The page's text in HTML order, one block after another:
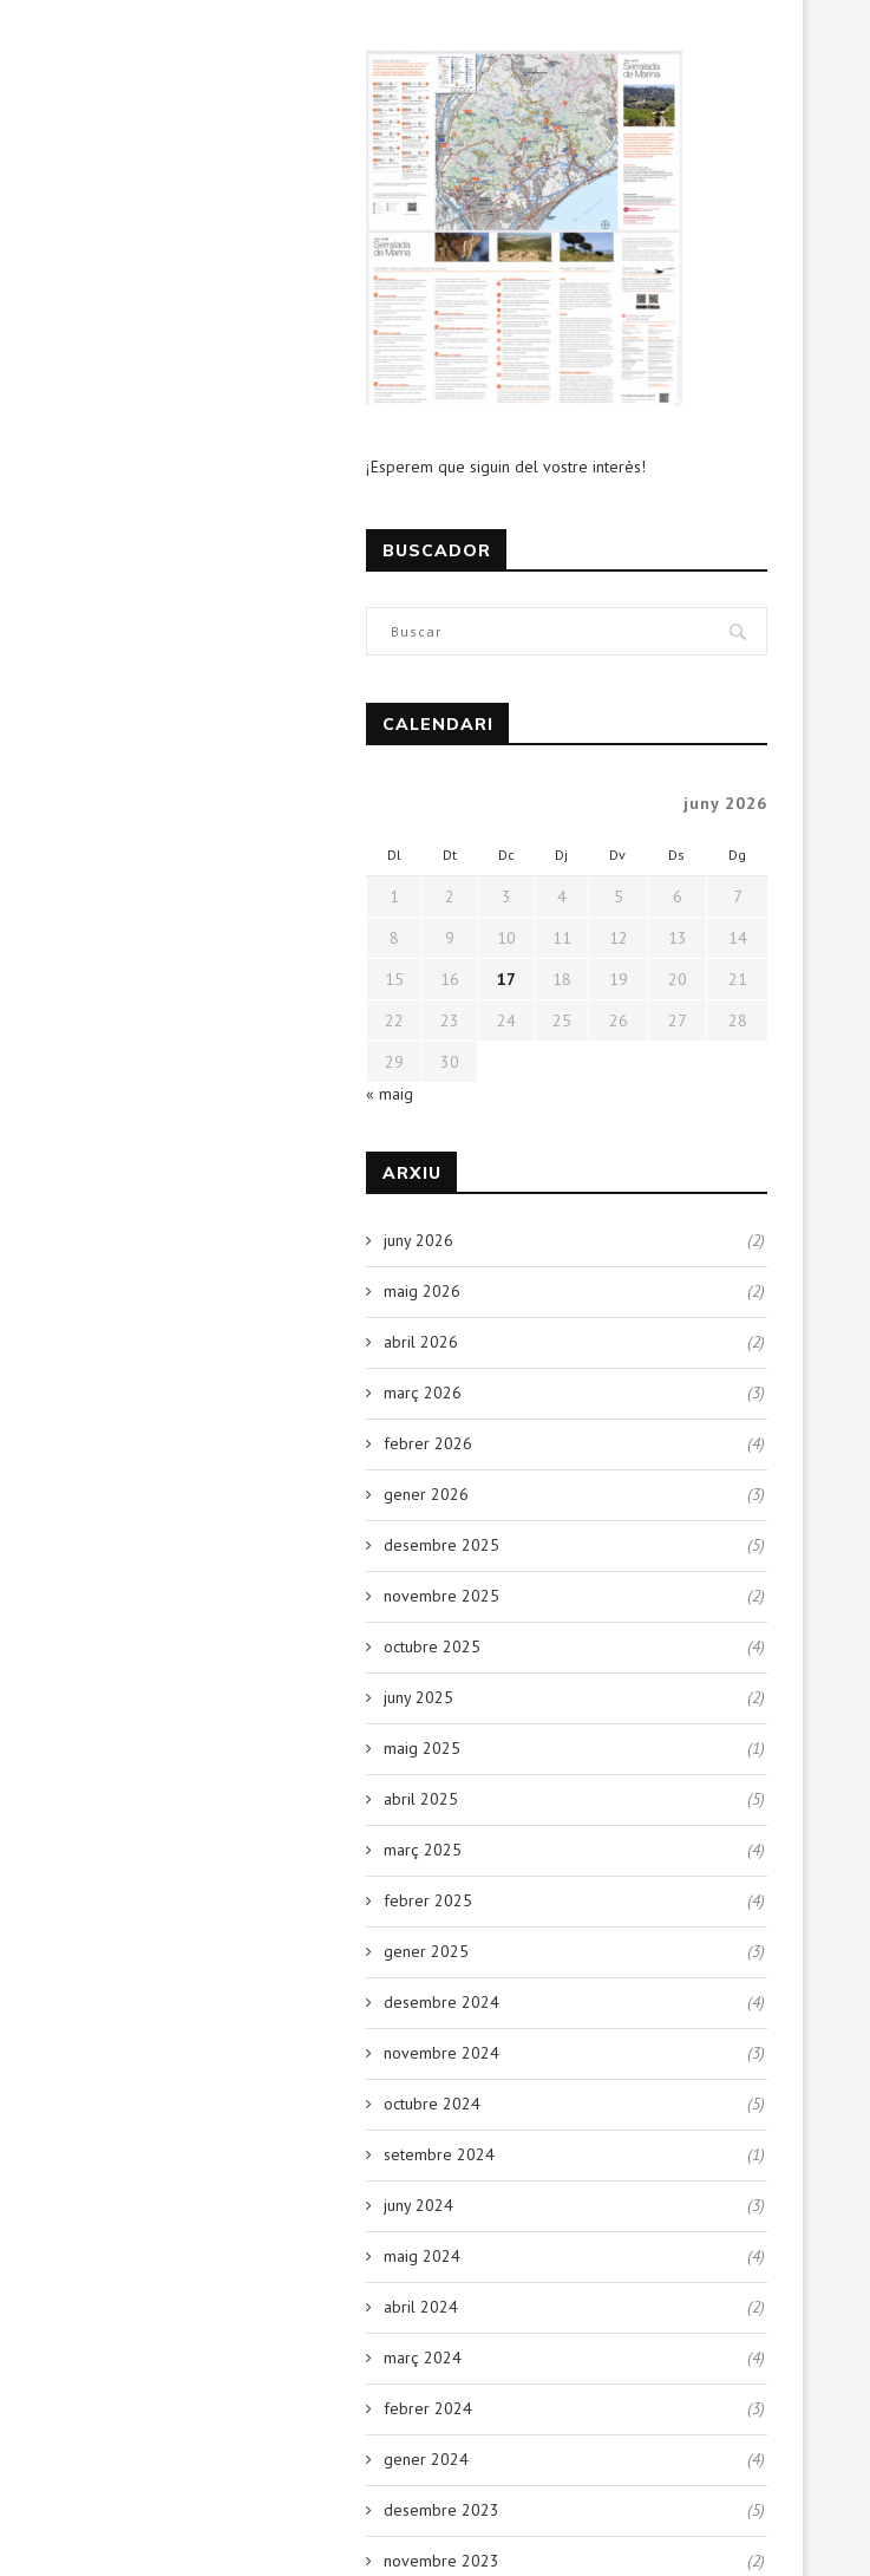
¡Esperem que siguin del vostre interès!
BUSCADOR
CALENDARI
juny 2026
Dl Dt Dc Dj Dv Ds Dg
1 2 3 4 5 6
7
8
9 10 11 12 13
14
15
16 17 18 19 20
21
22
23 24 25 26 27
28
29
30
« maig
ARXIU
juny 2026 (2)
maig 2026 (2)
abril 2026 (2)
març 2026 (3)
febrer 2026 (4)
gener 2026 (3)
desembre 2025 (5)
novembre 2025 (2)
octubre 2025 (4)
juny 2025 (2)
maig 2025 (1)
abril 2025 (5)
març 2025 (4)
febrer 2025 (4)
gener 2025 (3)
desembre 2024 (4)
novembre 2024 (3)
octubre 2024 (5)
setembre 2024 (1)
juny 2024 (3)
maig 2024 (4)
abril 2024 (2)
març 2024 (4)
febrer 2024 (3)
gener 2024 (4)
desembre 2023 (5)
novembre 2023 (2)